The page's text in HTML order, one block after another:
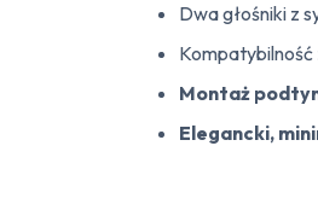
Dwa głośniki z
Montaż
Elegancki,